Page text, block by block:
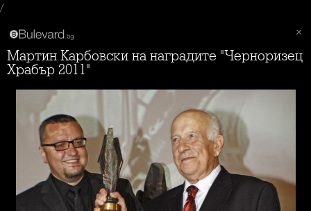
/
Мартин Карбовски на наградите "Черноризец
Храбър 2011"